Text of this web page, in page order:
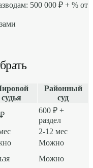
500 000 ₽ + % от
судья
Районный
суд
600 ₽ +
раздел
2-12 мес
Можно
Можно